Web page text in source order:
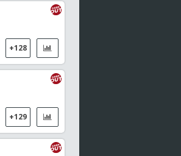
05:25Masters de Corea, Individual Femenino
05:25Masters de Corea, Individual Masculino
Wang, Po-Wei / Park, Sang Yong
Simon Gauzy / Chen, Yuanyu
05:40Masters de Corea, Individual Femenino
+128
+129